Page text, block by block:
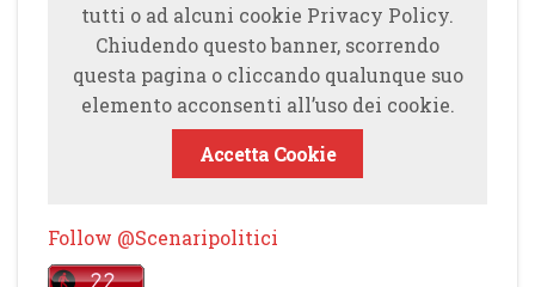
tutti o ad alcuni cookie Privacy Policy.
Chiudendo questo banner, scorrendo
questa pagina o cliccando qualunque suo
elemento acconsenti all’uso dei cookie.
Accetta Cookie
Follow @Scenaripolitici